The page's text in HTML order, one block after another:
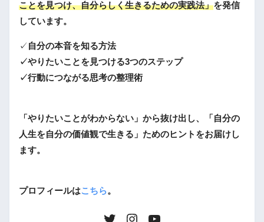
ことを見つけ、自分らしく生きるための実践法」を発信
しています。
✓ 自分の本音を知る方法
✓やりたいことを見つける3つのステップ
✓行動につながる思考の整理術
「やりたいことがわからない」から抜け出し、「自分の
人生を自分の価値観で生きる」ためのヒントをお届けし
ます。
プロフィールはこちら。